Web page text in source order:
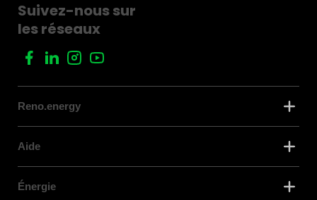
Suivez-nous sur
les réseaux
Reno.energy
Aide
Énergie